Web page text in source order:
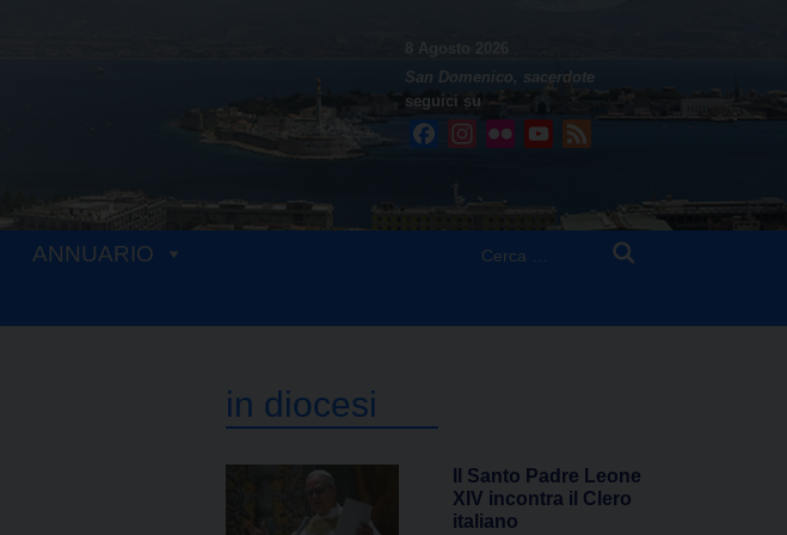
8 Agosto 2026
San Domenico, sacerdote
seguici su
FacebookInstagram
Flickr YouTube
ANNUARIO
in diocesi
Il Santo Padre Leone
XIV incontra il Clero
italiano